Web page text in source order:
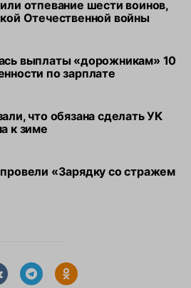
отпевание шести воинов,
Отечественной войны
выплаты «дорожникам» 10
по зарплате
что обязана сделать УК
к зиме
«Зарядку со стражем